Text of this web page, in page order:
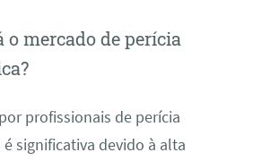
o mercado de perícia
profissionais de perícia
significativa devido à alta